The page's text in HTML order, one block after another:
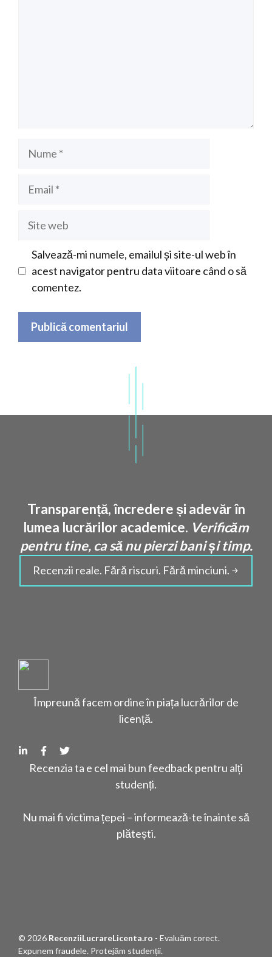
Salvează-mi numele, emailul și site-ul web în
acest navigator pentru data viitoare când o să
comentez.
Transparență, încredere și adevăr în
lumea lucrărilor academice. Verificăm
pentru tine, ca să nu pierzi bani și timp.
Recenzii reale. Fără riscuri. Fără minciuni.
Împreună facem ordine în piața lucrărilor de
licență.
Recenzia ta e cel mai bun feedback pentru alți
studenți.
Nu mai fi victima țepei – informează-te înainte să
plătești.
© 2026 RecenziiLucrareLicenta.ro - Evaluăm corect.
Expunem fraudele. Protejăm studenții.